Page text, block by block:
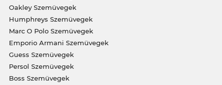
Oakley Szemüvegek
Humphreys Szemüvegek
Marc O Polo Szemüvegek
Emporio Armani Szemüvegek
Guess Szemüvegek
Persol Szemüvegek
Boss Szemüvegek